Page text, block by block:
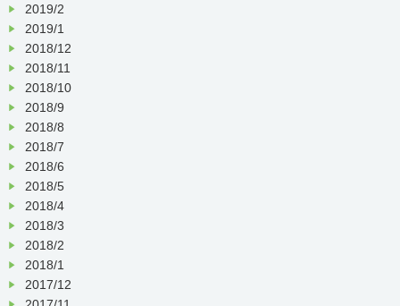
2019/2
2019/1
2018/12
2018/11
2018/10
2018/9
2018/8
2018/7
2018/6
2018/5
2018/4
2018/3
2018/2
2018/1
2017/12